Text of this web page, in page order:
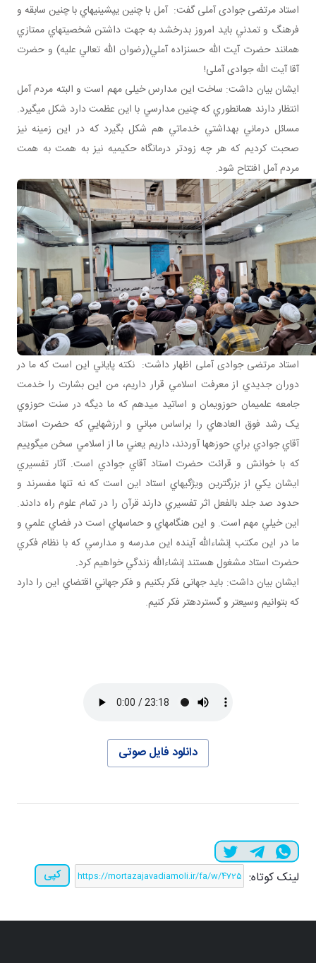
استاد مرتضی جوادی آملی گفت: آمل با چنين يپشينيه اي با چنين سابقه و
فرهنگ و تمدني بايد امروز بدرخشد به جهت داشتن شخصيت هاي ممتازي
همانند حضرت آيت الله حسن زاده آملي(رضوان الله تعالي عليه) و حضرت
آقا آیت الله جوادی آملی!
ایشان بیان داشت: ساخت این مدارس خیلی مهم است و البته مردم آمل
انتظار دارند همان طوري که چنين مدارسي با اين عظمت دارد شکل مي گيرد.
مسائل درماني بهداشتي خدماتي هم شکل بگيرد که در این زمینه نیز
صحبت کردیم که هر چه زودتر درمانگاه حکیمیه نیز به همت به همت
مردم آمل افتتاح شود.
استاد مرتضی جوادی آملی اظهار داشت: نکته پاياني اين است که ما در
دوران جديدي از معرفت اسلامي قرار داريم، من اين بشارت را خدمت
جامعه علمي مان حوزوي مان و اساتيد مي دهم که ما ديگه در سنت حوزوي
يک رشد فوق العاده اي را براساس مباني و ارزش هايي که حضرت استاد
آقاي جوادي براي حوزه ها آوردند، داریم يعني ما از اسلامي سخن مي گوييم
که با خوانش و قرائت حضرت استاد آقاي جوادي است. آثار تفسيري
ايشان يکي از بزرگ ترين ويژگي هاي استاد اين است که نه تنها مفسرند و
حدود صد جلد بالفعل اثر تفسيري دارند قرآن را در تمام علوم راه دادند.
اين خيلي مهم است. و اين هنگامه اي و حماسه اي است در فضاي علمي و
ما در اين مکتب إن شاءالله آينده اين مدرسه و مدارسي که با نظام فکري
حضرت استاد مشغول هستند إن شاءالله زندگي خواهيم کرد.
ایشان بیان داشت: بايد جهانی فکر بکنيم و فکر جهاني اقتضاي اين را دارد
که بتوانيم وسيع تر و گسترده تر فکر کنيم.
دانلود فایل صوتی
لینک کوتاه: کپی